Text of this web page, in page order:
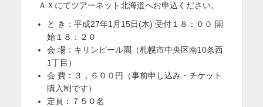
ＡＸにてツアーネット北海道へお申込ください。
と き：平成27年1月15日(木) 受付１８：００ 開
始１８：２０
会 場：キリンビール園（札幌市中央区南10条西
1丁目）
会 費：３，６００円（事前申し込み・チケット
購入制です）
定員：７５０名